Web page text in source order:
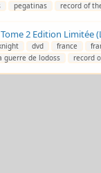
pegatinas record of
2 Edition Limitée
dvd france
guerre de lodoss record